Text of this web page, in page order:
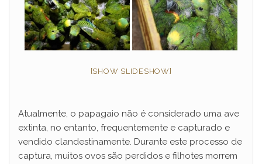
[SHOW SLIDESHOW]
Atualmente, o papagaio não é considerado uma ave
extinta, no entanto, frequentemente e capturado e
vendido clandestinamente. Durante este processo de
captura, muitos ovos são perdidos e filhotes morrem